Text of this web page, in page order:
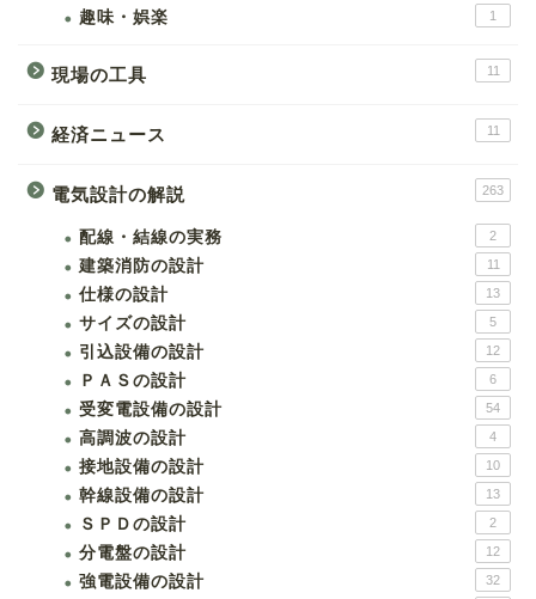
趣味・娯楽 1
現場の工具 11
経済ニュース 11
電気設計の解説 263
配線・結線の実務 2
建築消防の設計 11
仕様の設計 13
サイズの設計 5
引込設備の設計 12
ＰＡＳの設計 6
受変電設備の設計 54
高調波の設計 4
接地設備の設計 10
幹線設備の設計 13
ＳＰＤの設計 2
分電盤の設計 12
強電設備の設計 32